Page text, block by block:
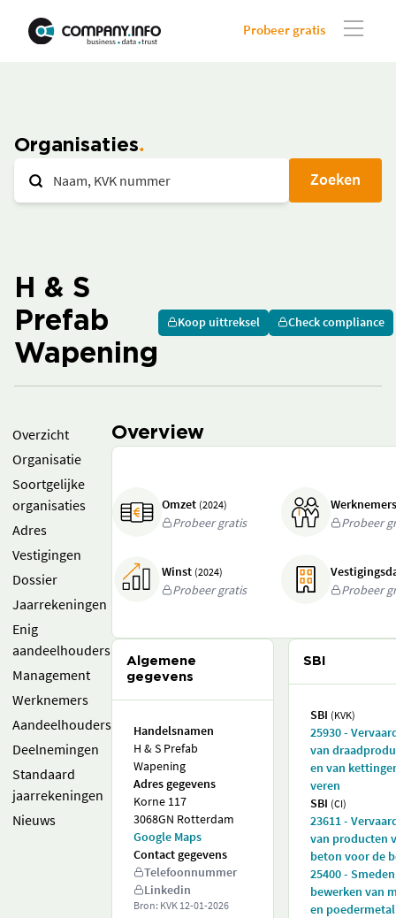
Probeer gratis
Organisaties
Zoeken
H & S
Prefab
Wapening
Koop uittreksel Check compliance
Overzicht
Organisatie
Soortgelijke
organisaties
Adres
Vestigingen
Dossier
Jaarrekeningen
Enig
aandeelhouders
Management
Werknemers
Aandeelhouders
Deelnemingen
Standaard
jaarrekeningen
Nieuws
Overview
Omzet (2024)
Probeer gratis
Probeer
Winst (2024)
Probeer gratis
Probeer
Algemene
gegevens
Handelsnamen
H & S Prefab
Wapening
Adres gegevens
Korne 117
3068GN Rotterdam
Google Maps
Contact gegevens
Telefoonnummer
Linkedin
Bron: KVK 12-01-2026
SBI
SBI (KVK)
25930 -
van
en van
veren
SBI (CI)
23611 -
van producten
beton voor de
25400 -
bewerken van
en